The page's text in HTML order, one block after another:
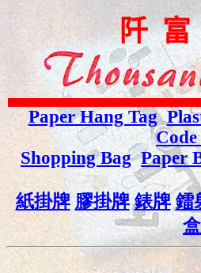
阡
Paper Hang Tag
Shopping Bag Paper
紙掛牌 膠掛牌 錶牌 鐳
盒